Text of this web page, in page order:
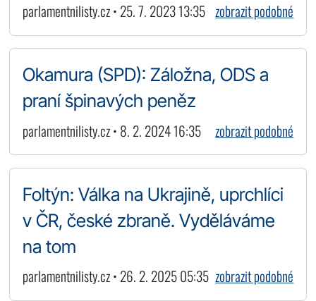
parlamentnilisty.cz • 25. 7. 2023 13:35 zobrazit podobné
Okamura (SPD): Záložna, ODS a
praní špinavých peněz
parlamentnilisty.cz • 8. 2. 2024 16:35 zobrazit podobné
Foltýn: Válka na Ukrajině, uprchlíci
v ČR, české zbraně. Vyděláváme
na tom
parlamentnilisty.cz • 26. 2. 2025 05:35 zobrazit podobné